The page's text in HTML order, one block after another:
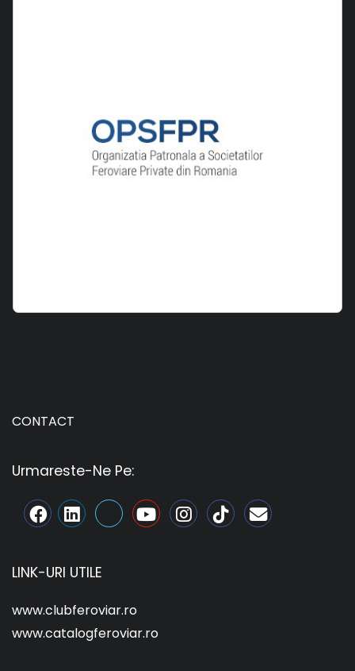
CONTACT
Urmareste-Ne Pe:
LINK-URI UTILE
www.clubferoviar.ro
www.catalogferoviar.ro